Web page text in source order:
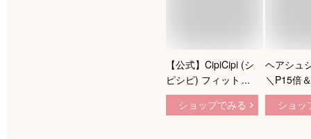
【公式】CipiCipi (シ
ピシピ) フィットス
キンクッション 01
ライトベージュ 15g
ショップでみる
ヘアシュ
＼P15倍
OFFクー
4月27日
ショッ